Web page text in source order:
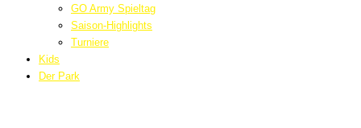
GO Army Spieltag
Saison-Highlights
Turniere
Kids
Der Park